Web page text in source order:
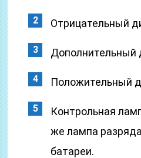
Отрицательный
Дополнительный
Положительный
Контрольная
же лампа
батареи.